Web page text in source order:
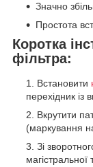
Значно
Простота
Коротка
фільтра:
Встановити
перехідник із
Вкрутити
(маркування
Зі
магістральної